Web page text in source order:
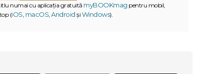
numai cu aplicația gratuită myBOOKmag pentru mobil,
(iOS macOS Android și Windows).